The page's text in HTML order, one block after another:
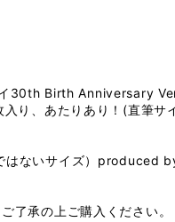
30th Birth Anniversary
り、あたりあり！(直筆サ
はないサイズ）produced
了承の上ご購入ください。